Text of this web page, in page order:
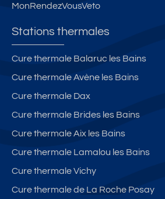
MonRendezVousVeto
Stations thermales
Cure thermale Balaruc les Bains
Cure thermale Avène les Bains
Cure thermale Dax
Cure thermale Brides les Bains
Cure thermale Aix les Bains
Cure thermale Lamalou les Bains
Cure thermale Vichy
Cure thermale de La Roche Posay